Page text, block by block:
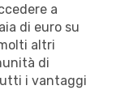
a
di euro su
altri
di
i vantaggi